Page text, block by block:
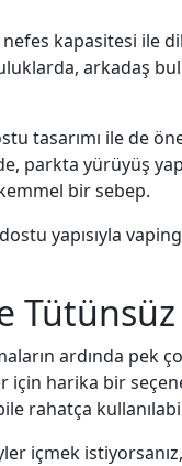
kapasitesi ile
arkadaş
ile de öne
parkta yürüyüş
bir sebep.
yapısıyla
ardında pek
harika bir
rahatça
içmek